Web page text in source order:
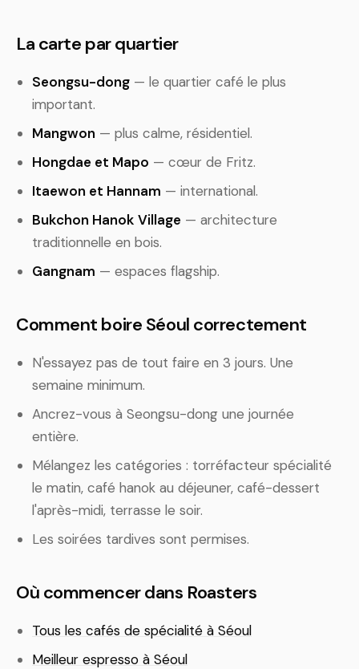
La carte par quartier
Seongsu-dong — le quartier café le plus
important.
Mangwon — plus calme, résidentiel.
Hongdae et Mapo — cœur de Fritz.
Itaewon et Hannam — international.
Bukchon Hanok Village — architecture
traditionnelle en bois.
Gangnam — espaces flagship.
Comment boire Séoul correctement
N'essayez pas de tout faire en 3 jours. Une
semaine minimum.
Ancrez-vous à Seongsu-dong une journée
entière.
Mélangez les catégories : torréfacteur spécialité
le matin, café hanok au déjeuner, café-dessert
l'après-midi, terrasse le soir.
Les soirées tardives sont permises.
Où commencer dans Roasters
Tous les cafés de spécialité à Séoul
Meilleur espresso à Séoul